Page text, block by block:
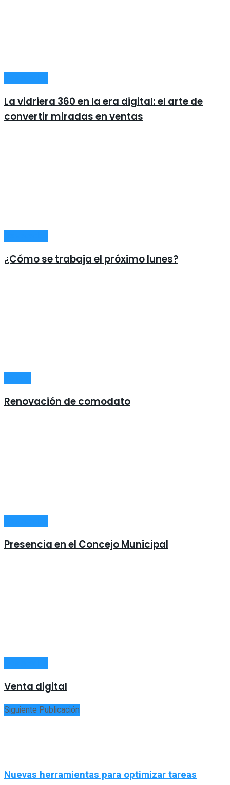
La vidriera 360 en la era digital: el arte de
convertir miradas en ventas
¿Cómo se trabaja el próximo lunes?
Renovación de comodato
Presencia en el Concejo Municipal
Venta digital
Siguiente Publicación
Nuevas herramientas para optimizar tareas